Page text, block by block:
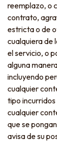
reemplazo, o
contrato,
estricta o de
cualquiera de
el servicio, o
alguna
incluyendo
cualquier
tipo
cualquier
que se
avisa de su